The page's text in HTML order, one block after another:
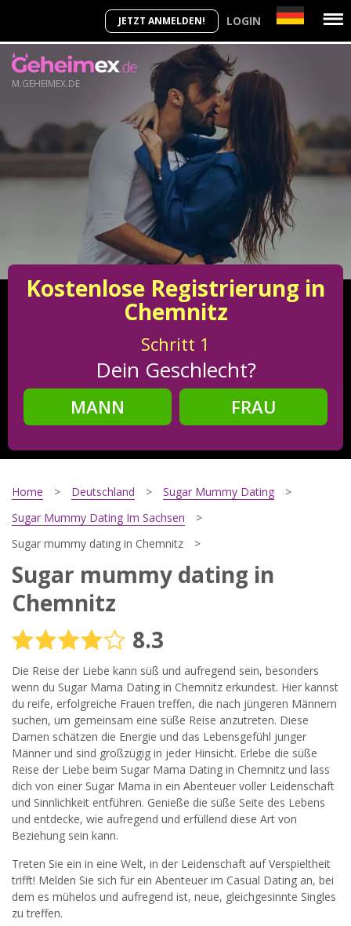
JETZT ANMELDEN! LOGIN
M.GEHEIMEX.DE
Kostenlose Registrierung in
Chemnitz
Schritt 1
Dein Geschlecht?
MANN
FRAU
Schritt2
Schritt
Deine E-Mail?
Nutzungsbedingungenund derDatenschutzerklärung
einverstanden. Ich erhalte Informationen und Angebote des
Betreibers per E-Mail, der Zusendung kann ich jederzeit
widersprechen.
JETZT ANMELDEN!
Home Deutschland
Sugar Mummy Dating
Sugar Mummy Dating Im Sachsen
Sugar mummy dating in Chemnitz
Sugar mummy dating in
Chemnitz
8.3
Die Reise der Liebe kann süß und aufregend sein, besonders
wenn du Sugar Mama Dating in Chemnitz erkundest. Hier kannst
du reife, erfolgreiche Frauen treffen, die nach jüngeren Männern
suchen, um gemeinsam eine süße Reise anzutreten. Diese
Damen schätzen die Energie und das Lebensgefühl junger
Männer und sind großzügig in jeder Hinsicht. Erlebe die süße
Reise der Liebe beim Sugar Mama Dating in Chemnitz und lass
dich von einer Sugar Mama in ein Abenteuer voller Leidenschaft
und Sinnlichkeit entführen. Genieße die süße Seite des Lebens
und entdecke, wie aufregend und erfüllend diese Art von
Beziehung sein kann.
Treten Sie ein in eine Welt, in der Leidenschaft auf Verspieltheit
trifft! Melden Sie sich für ein Abenteuer im Casual Dating an, bei
dem es mühelos und aufregend ist, neue, gleichgesinnte Singles
zu treffen.